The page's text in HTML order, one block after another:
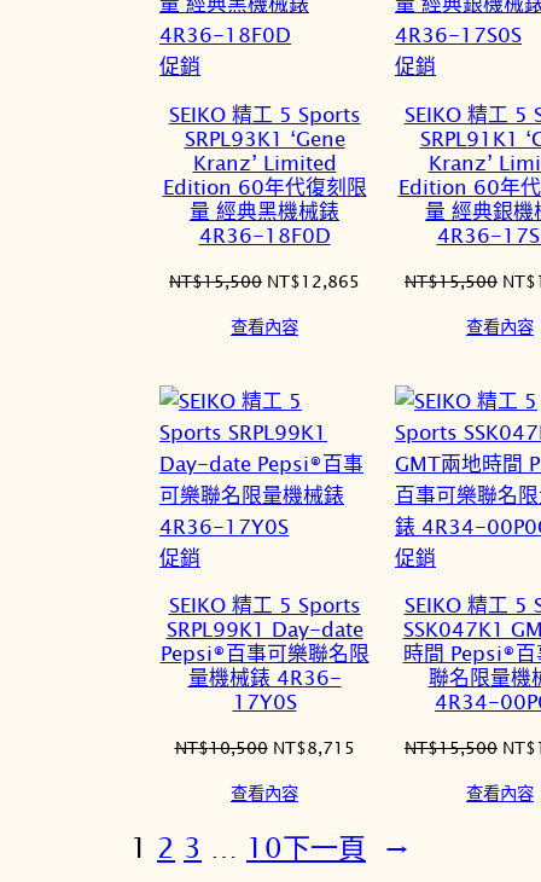
促銷
商
品
SEIKO 精工 5 Sports
SRPL93K1 ‘Gene
Kranz’ Limited
Edition 60年代復刻限
量 經典黑機械錶
4R36-18F0D
NT$15,500 原
價
NT$12,865
NT$12,865。
查看內容
促銷
商
品
SEIKO 精工 5
SRPL91K1
Kranz’
Edition 60年
量 經典銀機
4R36-
NT$15,500 原
價
NT$
查看內容
促銷
商
品
SEIKO 精工 5 Sports
SRPL99K1 Day-date
Pepsi®百事可樂聯名限
量機械錶 4R36-
17Y0S
NT$10,500 原
價
NT$10,500。
NT$8,715目
NT$8,715。
查看內容
促銷
商
品
SEIKO 精工 5
SSK047K1
時間 Pepsi®百
聯名限量機
4R34-
NT$15,500 原
價
NT$
查看內容
1 2 3 10下一頁 →